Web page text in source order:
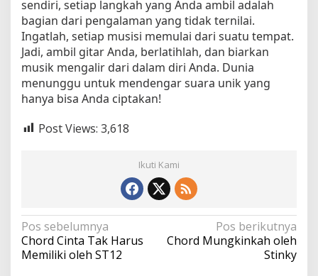
sendiri, setiap langkah yang Anda ambil adalah
bagian dari pengalaman yang tidak ternilai.
Ingatlah, setiap musisi memulai dari suatu tempat.
Jadi, ambil gitar Anda, berlatihlah, dan biarkan
musik mengalir dari dalam diri Anda. Dunia
menunggu untuk mendengar suara unik yang
hanya bisa Anda ciptakan!
Post Views: 3,618
Ikuti Kami
N
a
Pos sebelumnya
Chord Cinta Tak Harus
Memiliki oleh ST12
Pos berikutnya
Chord Mungkinkah oleh
Stinky